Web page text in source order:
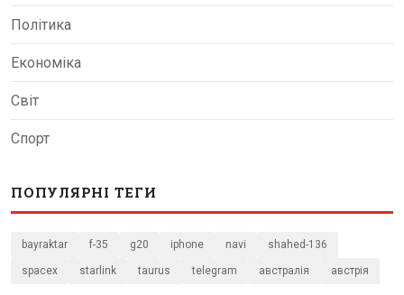
Політика
Економіка
Світ
Спорт
ПОПУЛЯРНІ ТЕГИ
bayraktar f-35 g20 iphone navi shahed-136
spacex starlink taurus telegram австралія австрія